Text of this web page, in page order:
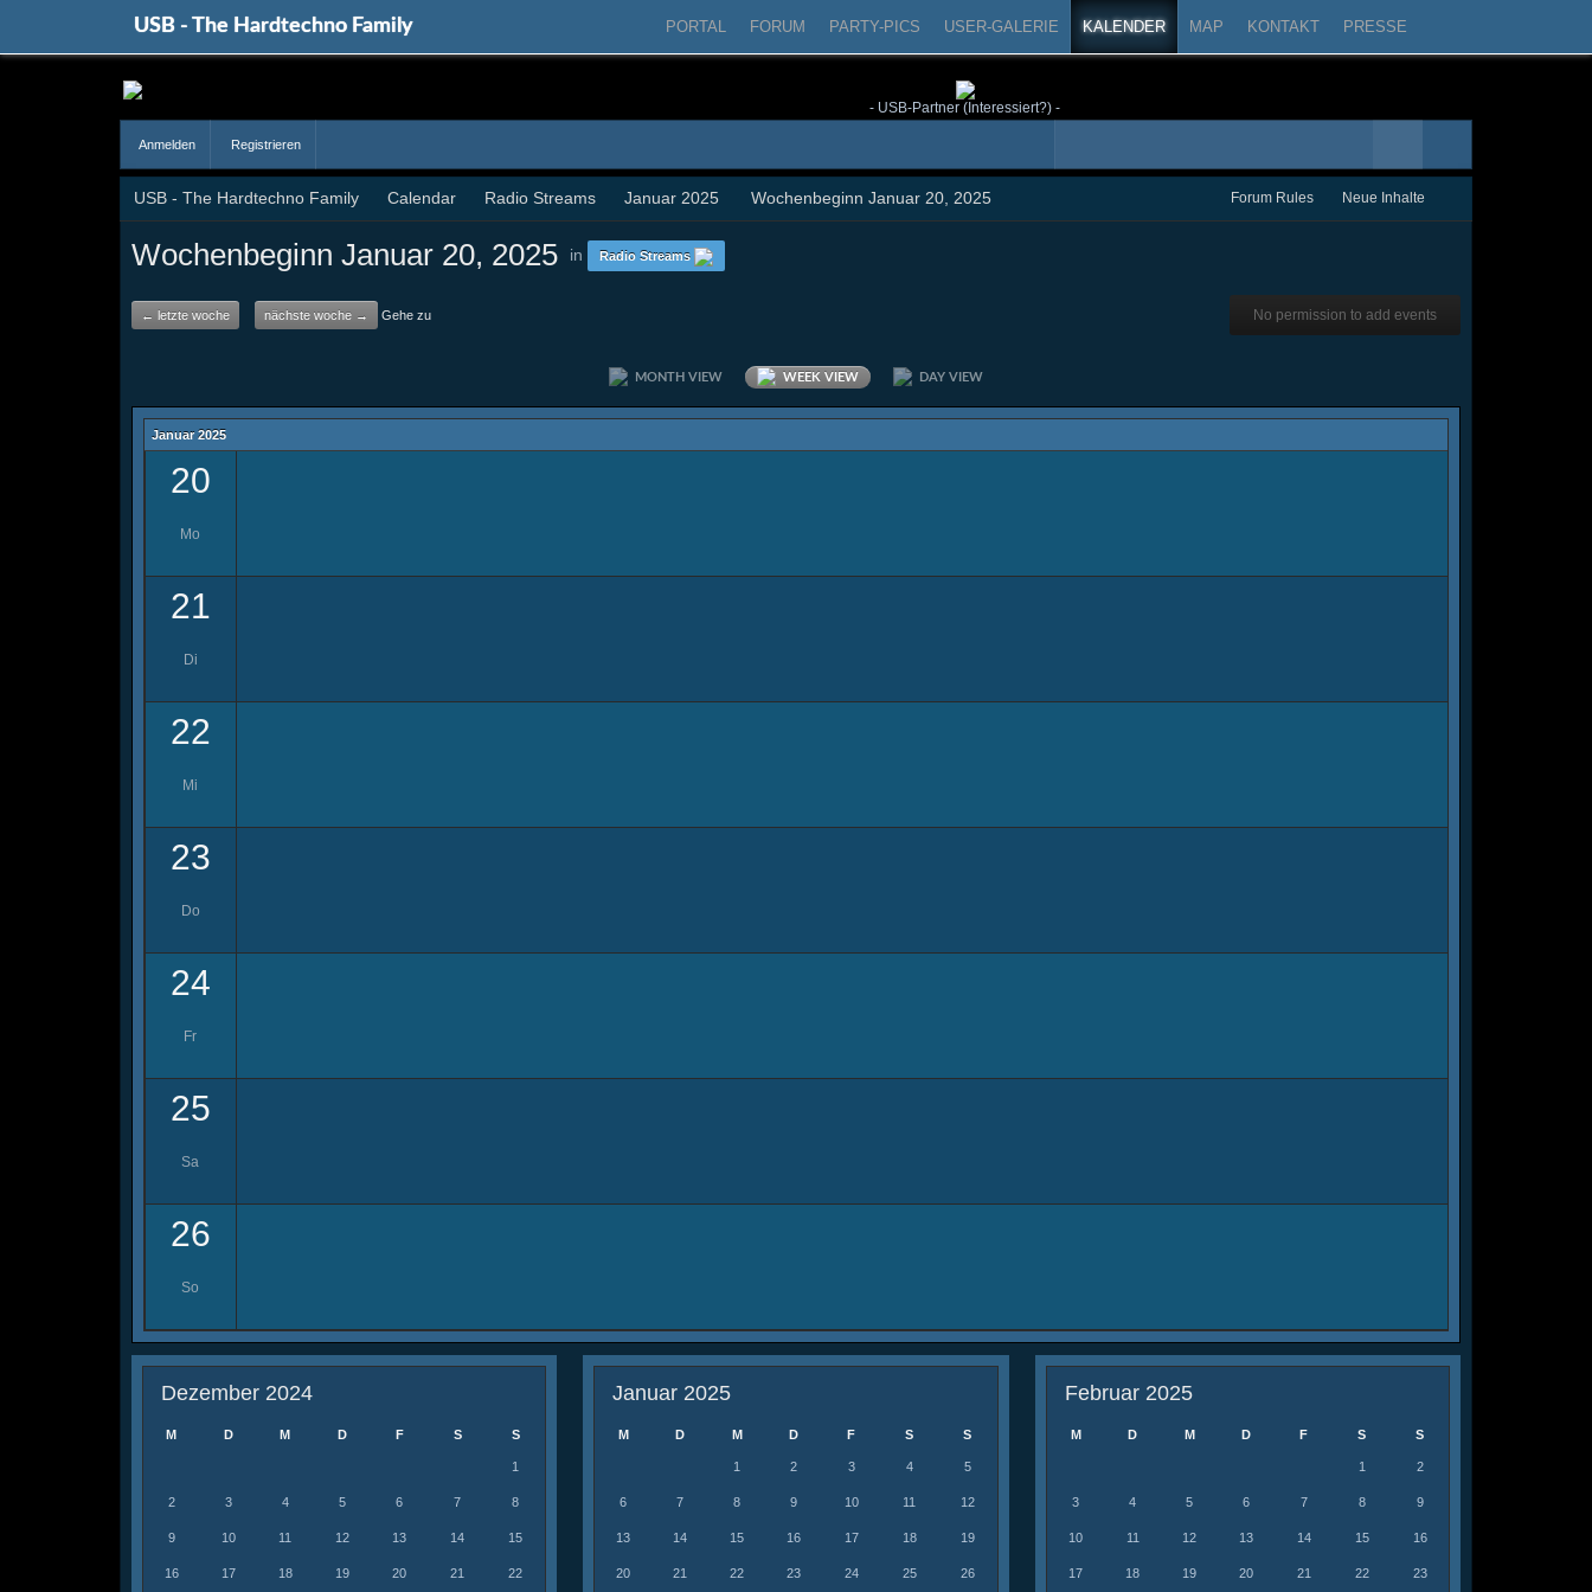
USB - The Hardtechno Family PORTAL FORUM PARTY-PICS USER-GALERIE KALENDER MAP KONTAKT PRESSE
- USB-Partner (Interessiert?) -
Anmelden Registrieren
USB - The Hardtechno Family Calendar Radio Streams Januar 2025 Wochenbeginn Januar 20, 2025 Forum Rules Neue Inhalte
Wochenbeginn Januar 20, 2025 in Radio Streams
← letzte woche nächste woche → Gehe zu No permission to add events
MONTH VIEW WEEK VIEW DAY VIEW
Januar 2025
20
Mo
21
Di
22
Mi
23
Do
24
Fr
25
Sa
26
So
Dezember 2024
M D M D F S S
1
2 3 4 5 6 7 8
9 10 11 12 13 14 15
16 17 18 19 20 21 22
Januar 2025
M D M D F S S
1 2 3 4 5
6 7 8 9 10 11 12
13 14 15 16 17 18 19
20 21 22 23 24 25 26
Februar 2025
M D M D F S S
1 2
3 4 5 6 7 8 9
10 11 12 13 14 15 16
17 18 19 20 21 22 23